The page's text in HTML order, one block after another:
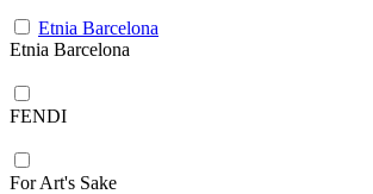
Etnia Barcelona
Etnia Barcelona
FENDI
For Art's Sake